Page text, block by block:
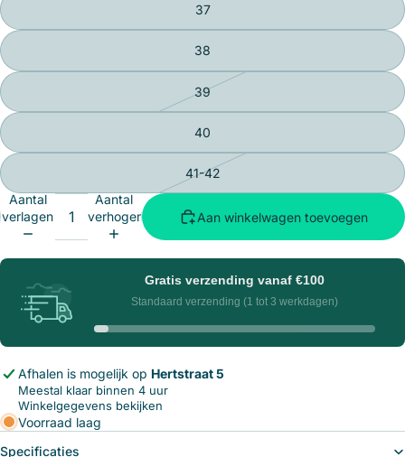
37
38
39
40
41-42
Aantal
verlagen
Aantal
verhogen
Aan winkelwagen toevoegen
Gratis verzending vanaf €100
Standaard verzending (1 tot 3 werkdagen)
Afhalen is mogelijk op Hertstraat 5
Meestal klaar binnen 4 uur
Winkelgegevens bekijken
Voorraad laag
Specificaties